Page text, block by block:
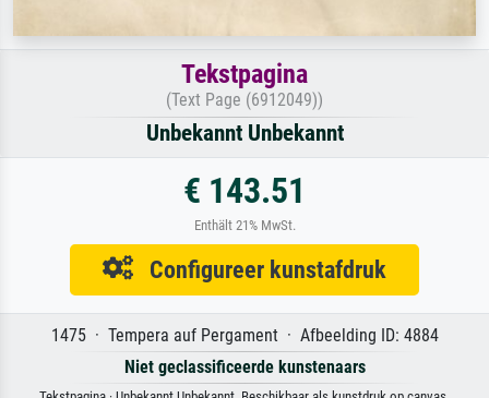
Tekstpagina
(Text Page (6912049))
Unbekannt Unbekannt
€ 143.51
Enthält 21% MwSt.
Configureer kunstafdruk
1475 · Tempera auf Pergament · Afbeelding ID: 4884
Niet geclassificeerde kunstenaars